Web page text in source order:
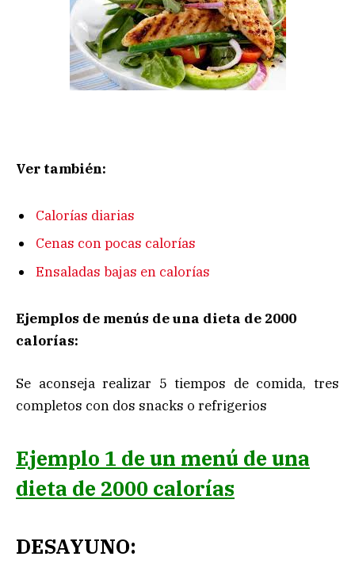
Ver también:
Calorías diarias
Cenas con pocas calorías
Ensaladas bajas en calorías
Ejemplos de menús de una dieta de 2000
calorías:
Se aconseja realizar 5 tiempos de comida, tres
completos con dos snacks o refrigerios
Ejemplo 1 de un menú de una
dieta de 2000 calorías
DESAYUNO: